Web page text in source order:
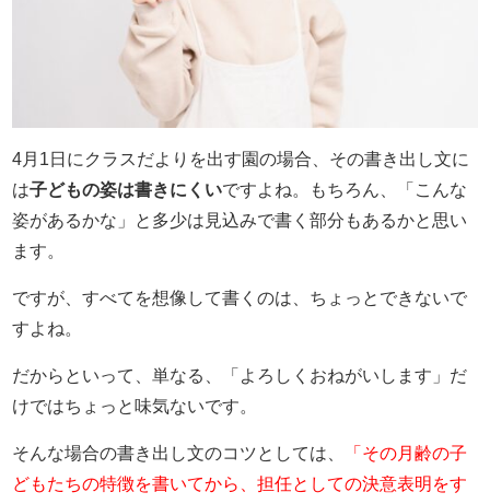
4月1日にクラスだよりを出す園の場合、その書き出し文に
は子どもの姿は書きにくいですよね。もちろん、「こんな
姿があるかな」と多少は見込みで書く部分もあるかと思い
ます。
ですが、すべてを想像して書くのは、ちょっとできないで
すよね。
だからといって、単なる、「よろしくおねがいします」だ
けではちょっと味気ないです。
そんな場合の書き出し文のコツとしては、
「その月齢の子
どもたちの特徴を書いてから、担任としての決意表明をす